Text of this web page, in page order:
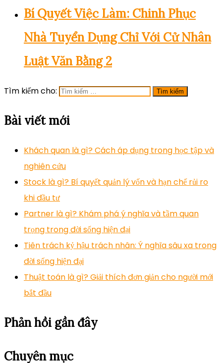
Bí Quyết Việc Làm: Chinh Phục
Nhà Tuyển Dụng Chỉ Với Cử Nhân
Luật Văn Bằng 2
Tìm kiếm cho:
Bài viết mới
Khách quan là gì? Cách áp dụng trong học tập và
nghiên cứu
Stock là gì? Bí quyết quản lý vốn và hạn chế rủi ro
khi đầu tư
Partner là gì? Khám phá ý nghĩa và tầm quan
trọng trong đời sống hiện đại
Tiên trách kỷ hậu trách nhân: Ý nghĩa sâu xa trong
đời sống hiện đại
Thuật toán là gì? Giải thích đơn giản cho người mới
bắt đầu
Phản hồi gần đây
Chuyên mục